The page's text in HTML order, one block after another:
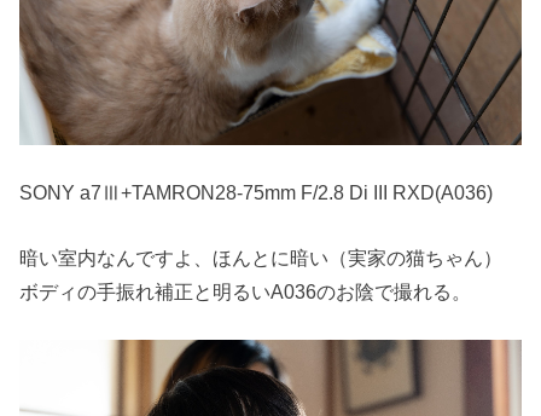
SONY a7Ⅲ+TAMRON28-75mm F/2.8 Di III RXD(A036)
暗い室内なんですよ、ほんとに暗い（実家の猫ちゃん）
ボディの手振れ補正と明るいA036のお陰で撮れる。